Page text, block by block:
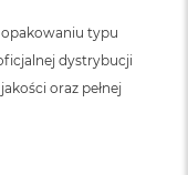
typu
dystrybucji
oraz pełnej